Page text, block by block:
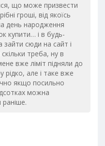
що може призвести
гроші, від якоїсь
день народження
купити… і в будь-
сюди на сайт і
треба, ну в
вже ліміт підняли до
рідко, але і таке вже
якщо посильно
можна